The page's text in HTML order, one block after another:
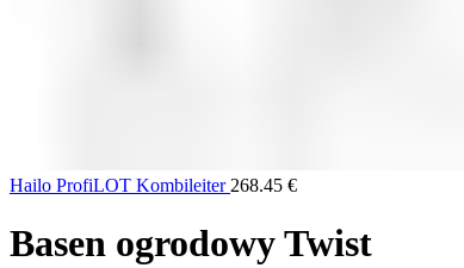
Hailo ProfiLOT Kombileiter 268.45 €
Basen ogrodowy Twist